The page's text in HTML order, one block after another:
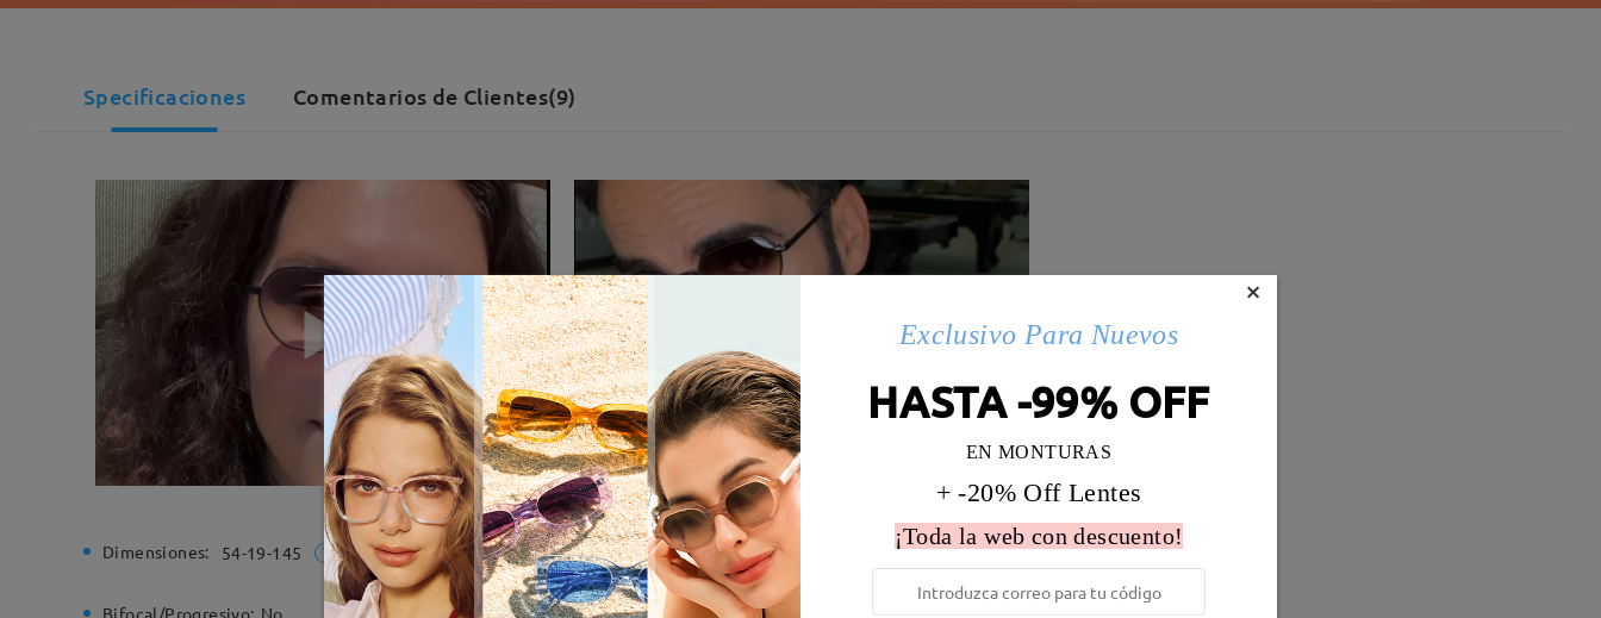
Specificaciones Comentarios de Clientes(9)
Dimensiones: 54-19-145 Ancho de la montura: 133 mm (Medio) Diametro de lentes: 54 mm Peso:
Bifocal/Progresivo: No Bisagra de resorte: No Material de la montura: Metal
×
Exclusivo Para Nuevos
HASTA -99% OFF
EN MONTURAS
+ -20% Off Lentes
¡Toda la web con descuento!